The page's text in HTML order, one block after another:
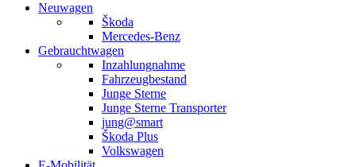
Neuwagen
Škoda
Mercedes-Benz
Gebrauchtwagen
Inzahlungnahme
Fahrzeugbestand
Junge Sterne
Junge Sterne Transporter
jung@smart
Škoda Plus
Volkswagen